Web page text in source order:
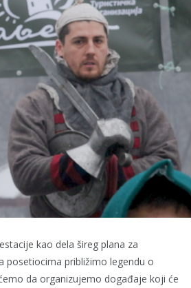
kao dela šireg plana za
posetiocima približimo legendu o
da organizujemo događaje koji će